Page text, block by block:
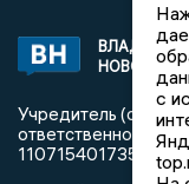
НОВОСТИ
Учредитель
1107154017354)
с